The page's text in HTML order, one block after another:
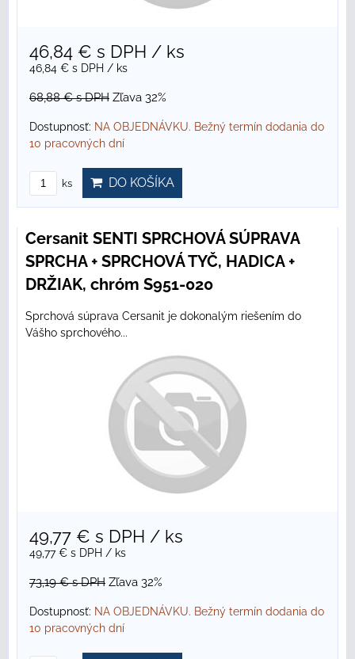
46,84 € s DPH / ks
46,84 € s DPH / ks
68,88 €s DPH Zľava 32%
Dostupnosť: NA OBJEDNÁVKU. Bežný termín dodania do
10 pracovných dní
ks DO KOŠÍKA
Cersanit SENTI SPRCHOVÁ SÚPRAVA
SPRCHA + SPRCHOVÁ TYČ, HADICA +
DRŽIAK, chróm S951-020
Sprchová súprava Cersanit je dokonalým riešením do
Vášho sprchového...
49,77 € s DPH / ks
49,77 € s DPH / ks
73,19 €s DPH Zľava 32%
Dostupnosť: NA OBJEDNÁVKU. Bežný termín dodania do
10 pracovných dní